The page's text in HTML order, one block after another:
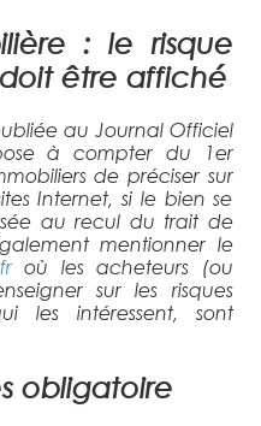
: le risque
être affiché
au Journal Officiel
à compter du 1er
de préciser sur
Internet, si le bien se
au recul du trait de
mentionner le
où les acheteurs (ou
sur les risques
les intéressent, sont
obligatoire